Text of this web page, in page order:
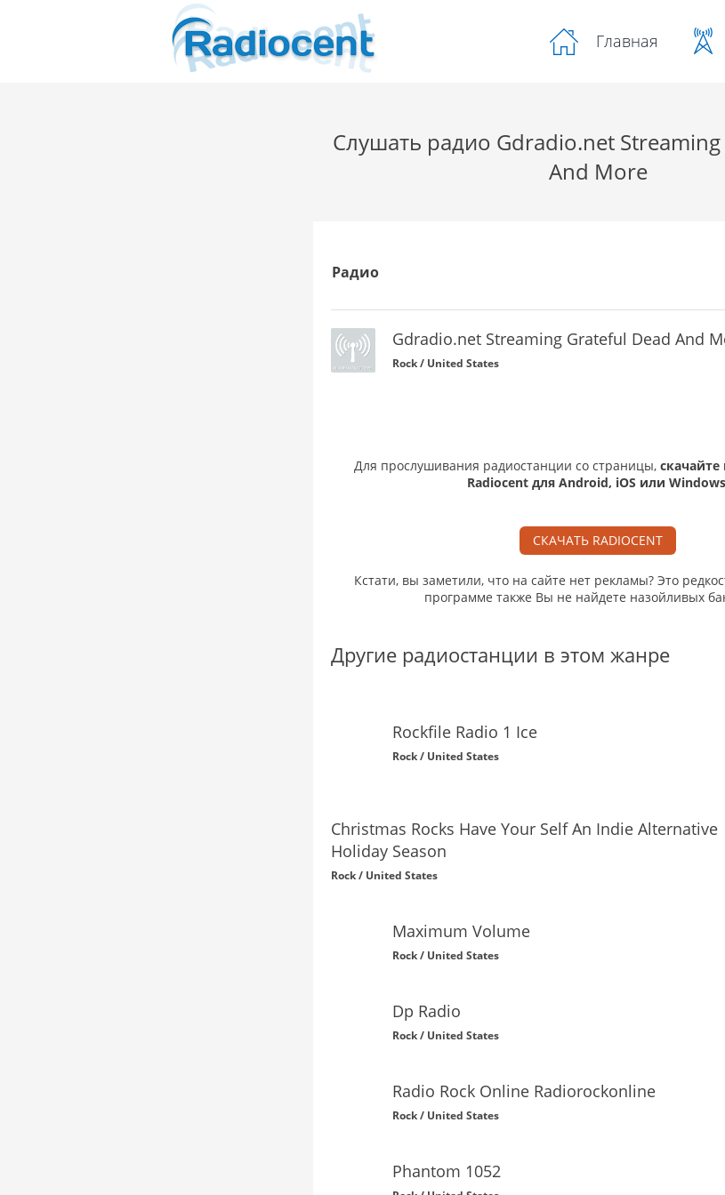
Главная
Слушать радио Gdradio.net
And More
Радио
Gdradio.net Streaming Grateful Dead And
Rock / United States
Для прослушивания радиостанции со страницы, скачайте
Radiocent для Android, iOS или
СКАЧАТЬ RADIOCENT
Кстати, вы заметили, что на сайте нет рекламы? Это
программе также Вы не найдете назойливых
Другие радиостанции в этом жанре
Rockfile Radio 1 Ice
Rock / United States
Christmas Rocks Have Your Self An Indie Alternative
Holiday Season
Rock / United States
Maximum Volume
Rock / United States
Dp Radio
Rock / United States
Radio Rock Online Radiorockonline
Rock / United States
Phantom 1052